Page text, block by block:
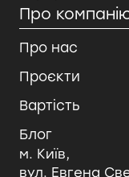
Про
Про нас
Проєкти
Вартість
Блог
м. Київ,
вул. Евгена